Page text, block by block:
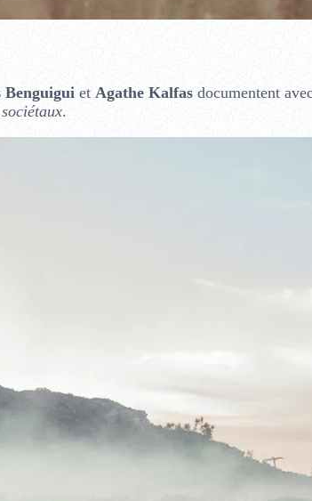
et Agathe Kalfasdocumentent
.